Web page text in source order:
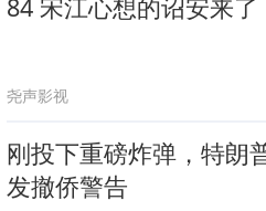
84 宋江心想的诏安来
尧声影视
刚投下重磅炸弹，特朗
发撤侨警告